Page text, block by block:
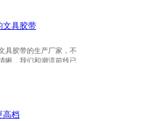
文具胶带
具胶带的生产厂家，不
晰，我们和潮流前线已
高档